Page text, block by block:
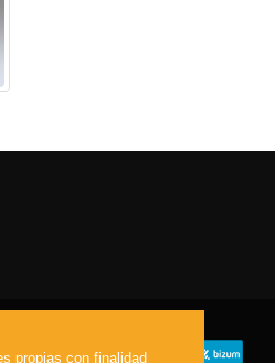
propias con finalidad